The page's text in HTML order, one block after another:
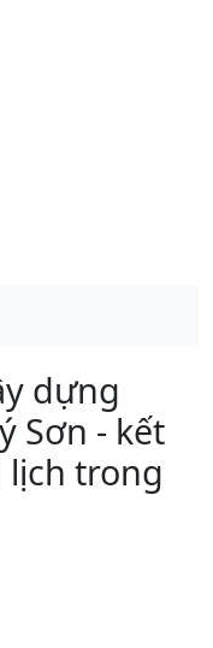
dựng
Sơn - kết
lịch trong